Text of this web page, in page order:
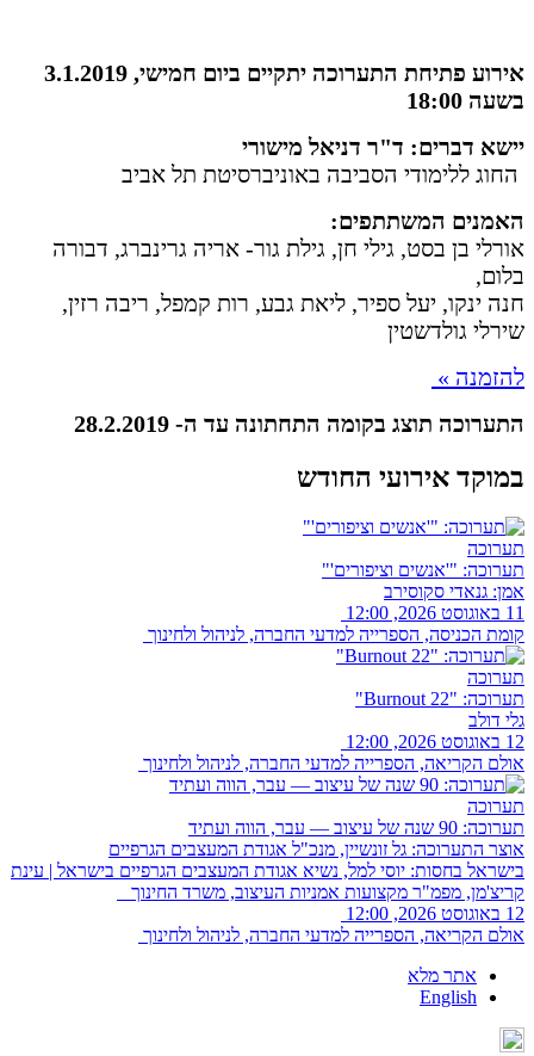
אירוע פתיחת התערוכה יתקיים ביום חמישי, 3.1.2019
בשעה 18:00
יישא דברים: ד"ר דניאל מישורי
החוג ללימודי הסביבה באוניברסיטת תל אביב
האמנים המשתתפים:
אורלי בן בסט, גילי חן, גילת גור- אריה גרינברג, דבורה
בלום,
חנה ינקו, יעל ספיר, ליאת גבע, רות קמפל, ריבה רזין,
שירלי גולדשטין
להזמנה »
התערוכה תוצג בקומה התחתונה עד ה- 28.2.2019
במוקד אירועי החודש
תערוכה
תערוכה: "'אנשים וציפורים'"
אמן: גנאדי סקוסירב
11 באוגוסט 2026, 12:00
קומת הכניסה, הספרייה למדעי החברה, לניהול ולחינוך
תערוכה
תערוכה: "Burnout 22"
גלי דולב
12 באוגוסט 2026, 12:00
אולם הקריאה, הספרייה למדעי החברה, לניהול ולחינוך
תערוכה
תערוכה: 90 שנה של עיצוב — עבר, הווה ועתיד
אוצר התערוכה: גל זונשיין, מנכ"ל אגודת המעצבים הגרפיים
בישראל בחסות: יוסי למל, נשיא אגודת המעצבים הגרפיים בישראל | עינת
קריצ'מן, מפמ"ר מקצועות אמניות העיצוב, משרד החינוך
12 באוגוסט 2026, 12:00
אולם הקריאה, הספרייה למדעי החברה, לניהול ולחינוך
אתר מלא
English